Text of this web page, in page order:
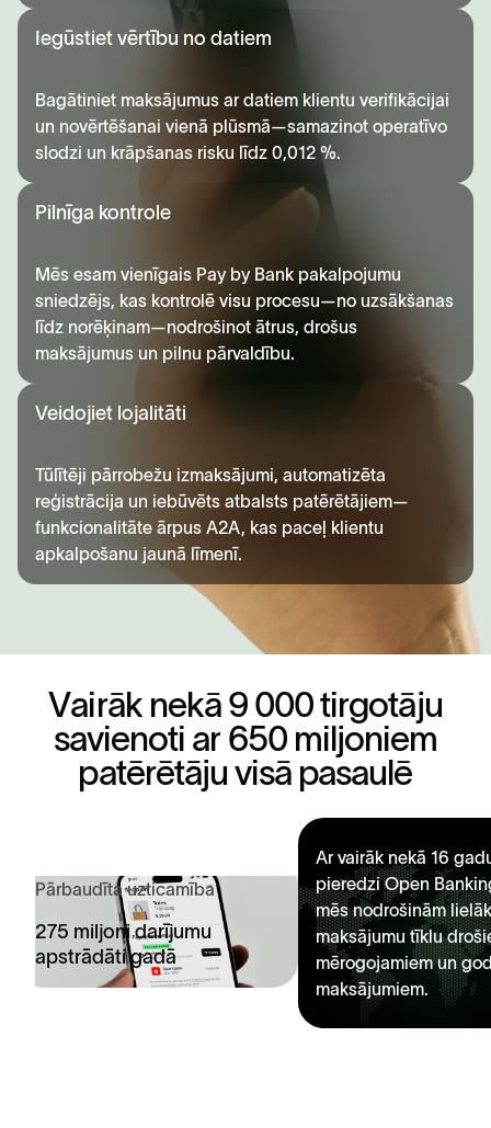
Iegūstiet vērtību no datiem
Bagātiniet maksājumus ar datiem klientu verifikācijai
un novērtēšanai vienā plūsmā—samazinot operatīvo
slodzi un krāpšanas risku līdz 0,012 %.
Pilnīga kontrole
Mēs esam vienīgais Pay by Bank pakalpojumu
sniedzējs, kas kontrolē visu procesu—no uzsākšanas
līdz norēķinam—nodrošinot ātrus, drošus
maksājumus un pilnu pārvaldību.
Veidojiet lojalitāti
Tūlītēji pārrobežu izmaksājumi, automatizēta
reģistrācija un iebūvēts atbalsts patērētājiem—
funkcionalitāte ārpus A2A, kas paceļ klientu
apkalpošanu jaunā līmenī.
Vairāk nekā 9 000tirgotāju
savienoti ar 650 miljoniem
patērētāju visā pasaulē
Pārbaudīta uzticamība
275 miljoni darījumu
apstrādāti gadā
Ar vairāk nekā 16
pieredzi Open
mēs nodrošinām
maksājumu tīklu
mērogojamiem un
maksājumiem.